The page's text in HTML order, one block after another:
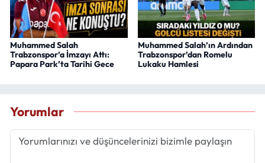
Muhammed Salah
Trabzonspor’a İmzayı Attı:
Papara Park’ta Tarihi Gece
Muhammed Salah’ın Ardından
Trabzonspor’dan Romelu
Lukaku Hamlesi
Yorumlar